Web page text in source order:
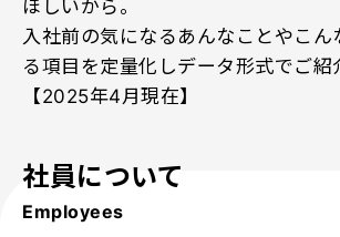
ほしいから。
入社前の気になるあんなことやこん
る項目を定量化しデータ形式でご紹
【2025年4月現在】
社員について
Employees